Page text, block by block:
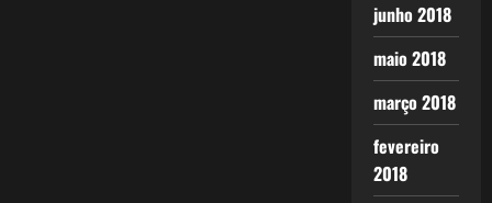
junho 2018
maio 2018
março 2018
fevereiro
2018